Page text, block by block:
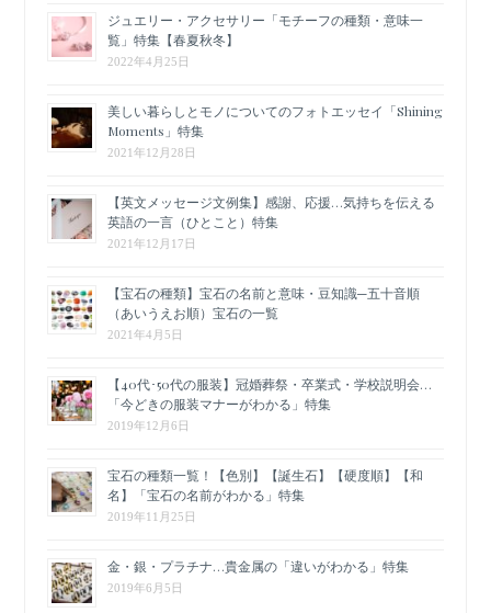
ジュエリー・アクセサリー「モチーフの種類・意味一
覧」特集【春夏秋冬】
2022年4月25日
美しい暮らしとモノについてのフォトエッセイ「Shining
Moments」特集
2021年12月28日
【英文メッセージ文例集】感謝、応援…気持ちを伝える
英語の一言（ひとこと）特集
2021年12月17日
【宝石の種類】宝石の名前と意味・豆知識─五十音順
（あいうえお順）宝石の一覧
2021年4月5日
【40代･50代の服装】冠婚葬祭・卒業式・学校説明会…
「今どきの服装マナーがわかる」特集
2019年12月6日
宝石の種類一覧！【色別】【誕生石】【硬度順】【和
名】「宝石の名前がわかる」特集
2019年11月25日
金・銀・プラチナ…貴金属の「違いがわかる」特集
2019年6月5日